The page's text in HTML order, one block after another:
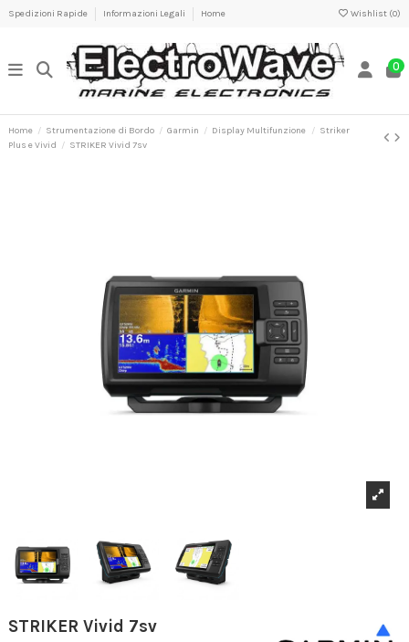
Spedizioni Rapide Informazioni Legali Home Wishlist (0)
0
Home Strumentazione di Bordo Garmin Display Multifunzione
Striker
Plus e Vivid
STRIKER Vivid 7sv
STRIKER Vivid 7sv